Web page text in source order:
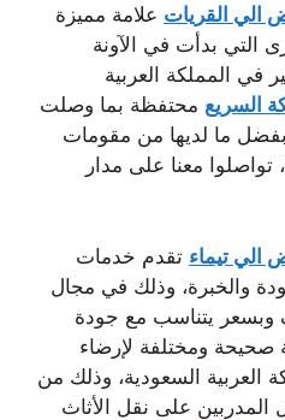
القريات علامة مميزة
التي بدأت في الآونة
في المملكة العربية
السريع محتفظة بما وصلت
ما لديها من مقومات
تواصلوا معنا على مدار
تيماء تقدم خدمات
والخبرة، وذلك في مجال
يتناسب مع جودة
صحيحة ومختلفة لإرضاء
العربية السعودية، وذلك من
المدربين على نقل الأثاث